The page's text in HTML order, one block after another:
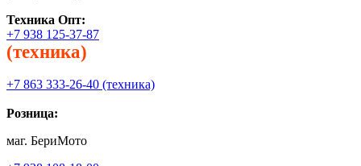
Техника Опт:
+7 938 125-37-87
(техника)
+7 863 333-26-40 (техника)
Розница:
маг. БериМото